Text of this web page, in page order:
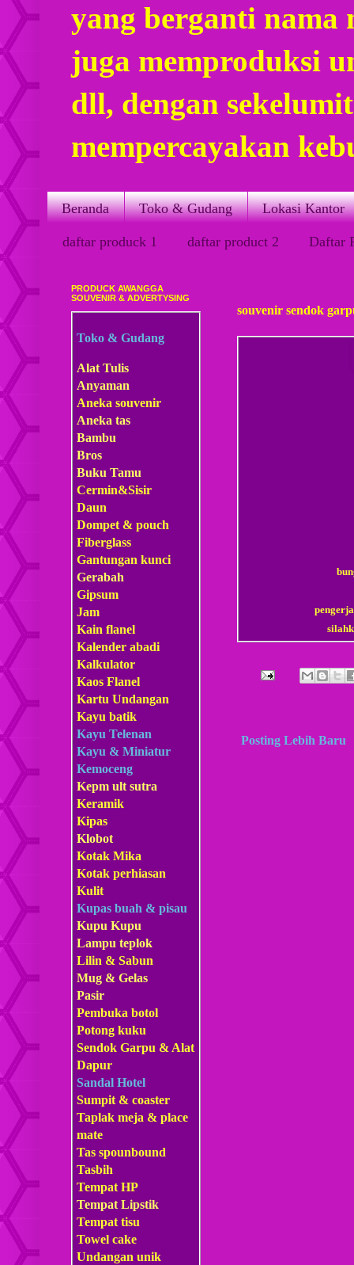
yang berganti nama
juga memproduksi
dll, dengan
mempercayakan
Beranda Toko & Gudang Lokasi Kantor
daftar produck 1 daftar product 2 Daftar
souvenir sendok
Posting Lebih Baru
PRODUCK AWANGGA
SOUVENIR & ADVERTYSING
Toko & Gudang
Alat Tulis
Anyaman
Aneka souvenir
Aneka tas
Bambu
Bros
Buku Tamu
Cermin&Sisir
Daun
Dompet & pouch
Fiberglass
Gantungan kunci
Gerabah
Gipsum
Jam
Kain flanel
Kalender abadi
Kalkulator
Kaos Flanel
Kartu Undangan
Kayu batik
Kayu Telenan
Kayu & Miniatur
Kemoceng
Kepm ult sutra
Keramik
Kipas
Klobot
Kotak Mika
Kotak perhiasan
Kulit
Kupas buah & pisau
Kupu Kupu
Lampu teplok
Lilin & Sabun
Mug & Gelas
Pasir
Pembuka botol
Potong kuku
Sendok Garpu & Alat
Dapur
Sandal Hotel
Sumpit & coaster
Taplak meja & place
mate
Tas spounbound
Tasbih
Tempat HP
Tempat Lipstik
Tempat tisu
Towel cake
Undangan unik